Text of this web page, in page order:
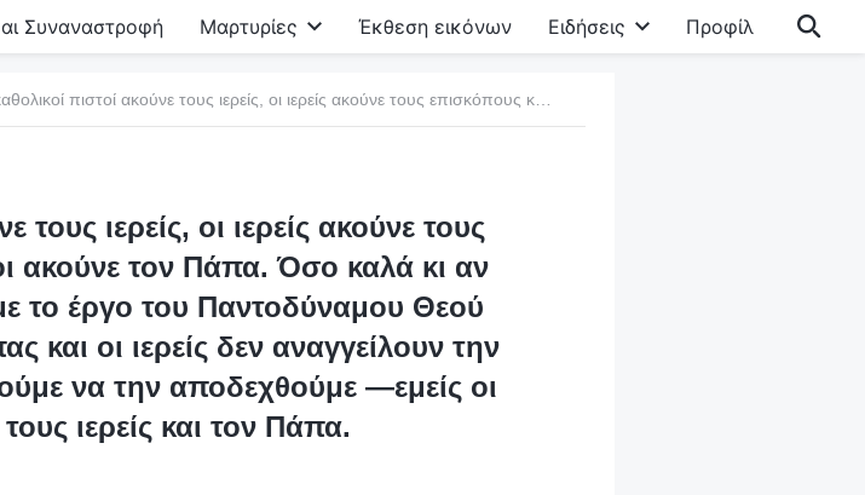
Συναναστροφή Μαρτυρίες Έκθεση εικόνων Ειδήσεις Προφίλ
τους ιερείς, οι ιερείς ακούνε τους
ακούνε τον Πάπα. Όσο καλά κι αν
το έργο του Παντοδύναμου Θεού
και οι ιερείς δεν αναγγείλουν την
να την αποδεχθούμε —εμείς οι
ιερείς και τον Πάπα.